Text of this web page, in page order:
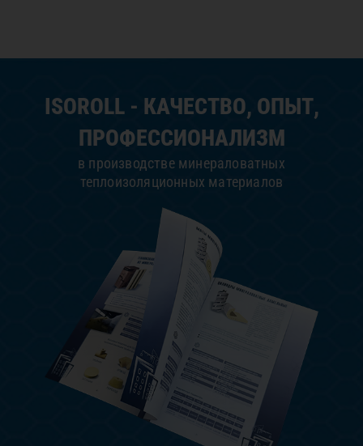
ISOROLL - КАЧЕСТВО, ОПЫТ,
ПРОФЕССИОНАЛИЗМ
в производстве минераловатных
теплоизоляционных материалов